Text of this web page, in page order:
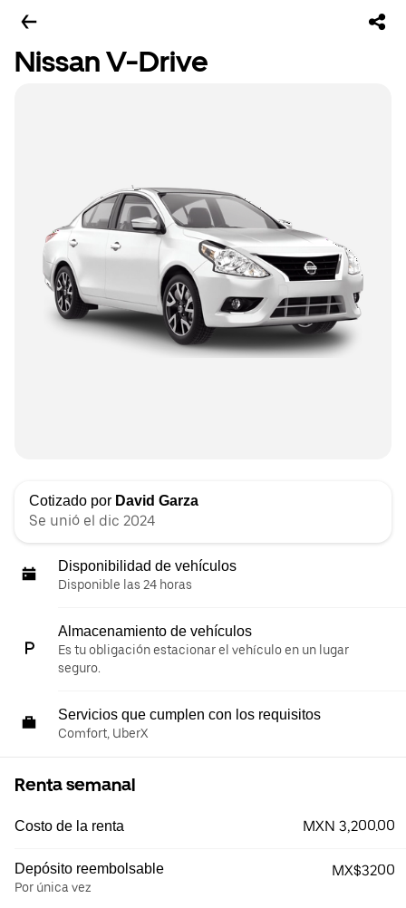
Nissan V-Drive
Cotizado por David Garza
Se unió el dic 2024
Disponibilidad de vehículos
Disponible las 24 horas
Almacenamiento de vehículos
Es tu obligación estacionar el vehículo en un lugar
seguro.
Servicios que cumplen con los requisitos
Comfort, UberX
Renta semanal
Costo de la renta MXN 3,200.00
Depósito reembolsable
Por única vez
MX$3200